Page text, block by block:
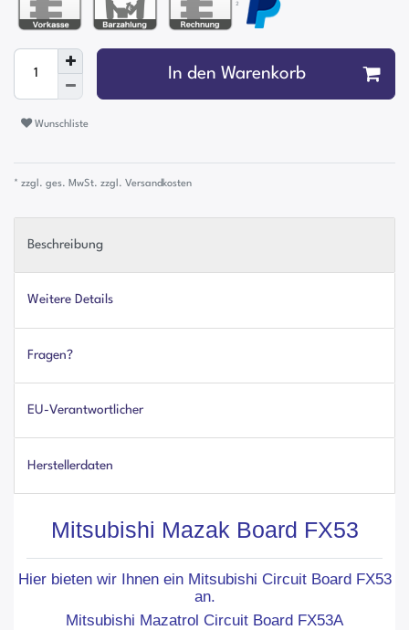
²
In den Warenkorb
Wunschliste
* zzgl. ges. MwSt. zzgl. Versandkosten
Beschreibung
Weitere Details
Fragen?
EU-Verantwortlicher
Herstellerdaten
Mitsubishi Mazak Board FX53
Hier bieten wir Ihnen ein Mitsubishi Circuit Board FX53
an.
Mitsubishi Mazatrol Circuit Board FX53A